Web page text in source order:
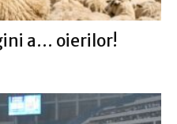
a… oierilor!